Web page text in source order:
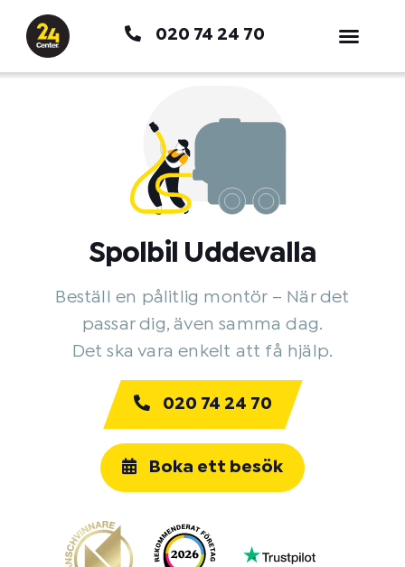
innehåll
020 74 24 70
Spolbil Uddevalla
Beställ en pålitlig montör – När det
passar dig, även samma dag.
Det ska vara enkelt att få hjälp.
020 74 24 70
Boka ett besök